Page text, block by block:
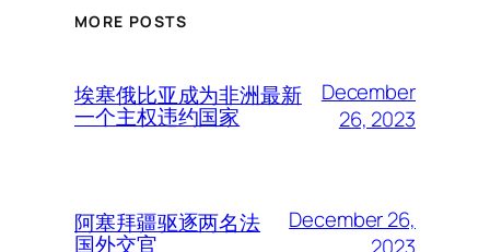
MORE POSTS
埃塞俄比亚成为非洲最新
一个主权违约国家
December
26, 2023
阿塞拜疆驱逐两名法
国外交官
December 26,